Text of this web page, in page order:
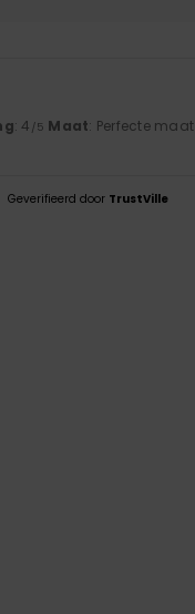
: 4 /5 Maat: Perfecte maat
Geverifieerd door TrustVille